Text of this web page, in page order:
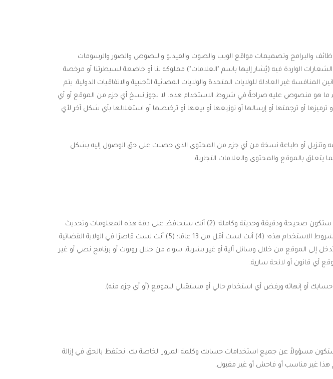
والبرامج وتصميمات مواقع الويب والصوت والفيديو والنصوص والصور والرسومات
الواردة فيه (يُشار إليها باسم "العلامات") مملوكة لنا أو خاضعة لسيطرتنا أو مرخصة
غير العادلة للولايات المتحدة والولايات القضائية الأجنبية والاتفاقيات الدولية. يتم
ما هو منصوص عليه صراحةً في شروط الاستخدام هذه، لا يجوز نسخ أي جزء من الموقع أو أي
أو ترجمتها أو إرسالها أو توزيعها أو بيعها أو ترخيصها أو استغلالها بأي شكل آخر لأي
وتنزيل أو طباعة نسخة من أي جزء من المحتوى الذي حصلت على حق الوصول إليه بشكل
بالموقع والمحتوى والعلامات التجارية.
من خلال استخدام الموقع، فإنك تقر وتضمن ما يلي: (1) أن جميع معلومات التسجيل التي تقدمها ستكون صحيحة ودقيقة وحديثة وكاملة؛ (2) أنك ستحافظ على دقة هذه المعلومات وتحديث
معلومات التسجيل هذه على الفور حسب الضرورة؛ (3) لديك القدرة القانونية وتوافق على الامتثال لشروط الاستخدام هذه؛ (4) أنت لست أقل من 13 عامًا؛ (5) أنت لست قاصرًا في الولاية القضائية
فيها، أو إذا كنت قاصرًا، فقد حصلت على إذن من أحد الوالدين لاستخدام الموقع؛ (6) لن تدخل إلى الموقع من خلال وسائل آلية أو غير بشرية، سواء من خلال روبوت أو برنامج نصي أو غير
أو إنهائه ورفض أي استخدام حالي أو مستقبلي للموقع (أو أي جزء منه).
مسؤولاً عن جميع استخدامات حسابك وكلمة المرور الخاصة بك. نحتفظ بالحق في إزالة
هذا غير مناسب أو فاحش أو غير مقبول.